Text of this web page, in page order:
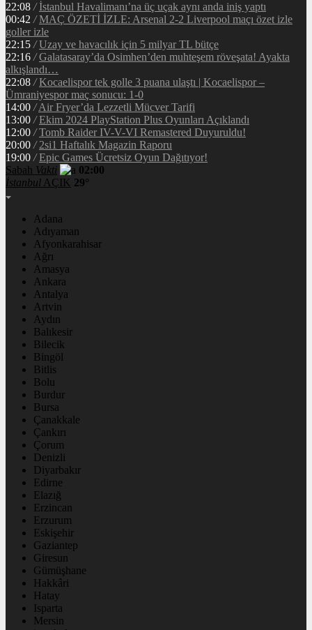
22:08 / İstanbul Havalimanı’na üç uçak aynı anda iniş yaptı
00:42 / MAÇ ÖZETİ İZLE: Arsenal 2-2 Liverpool maçı özet izle
goller izle
22:15 / Uzay ve havacılık için 5 milyar TL bütçe
22:16 / Galatasaray’da Osimhen’den muhteşem röveşata! Ayakta
alkışlandı…
22:08 / Kocaelispor tek golle 3 puana ulaştı | Kocaelispor –
Ümraniyespor maç sonucu: 1-0
14:00 / Air Fryer’da Lezzetli Mücver Tarifi
13:00 / Ekim 2024 PlayStation Plus Oyunları Açıklandı
12:00 / Tomb Raider IV-V-VI Remastered Duyuruldu!
20:00 / 2si1 Haftalık Magazin Raporu
19:00 / Epic Games Ücretsiz Oyun Dağıtıyor!
Sabah Vakti
02:00
İstanbul AÇIK 29°
Adana
Adıyaman
Afyonkarahisar
Ağrı
Amasya
Ankara
Antalya
Artvin
Aydın
Balıkesir
Bilecik
Bingöl
Bitlis
Bolu
Burdur
Bursa
Çanakkale
Çankırı
Çorum
Denizli
Diyarbakır
Edirne
Elazığ
Erzincan
Erzurum
Eskişehir
Gaziantep
Giresun
Gümüşhane
Hakkâri
Hatay
Isparta
Mersin